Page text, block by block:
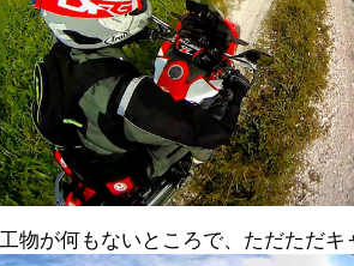
物が何もないところで、ただただキ